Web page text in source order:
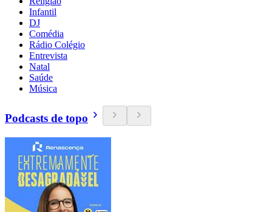
Infantil
DJ
Comédia
Rádio Colégio
Entrevista
Natal
Saúde
Música
Podcasts de topo